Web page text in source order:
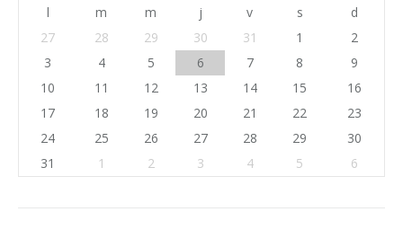
l m m j v s
d
27
28 29 30 31 1
2
3
4 5 6 7 8
9
10
11 12 13 14 15
16
17
18 19 20 21 22
23
24
25 26 27 28 29
30
31
1 2 3 4 5 6